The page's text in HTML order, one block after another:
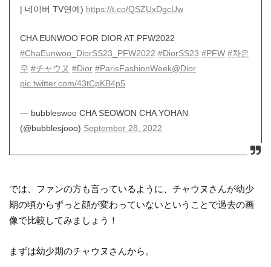
| 네이버 TV연예) https://t.co/QSZUxDgcUw
CHA EUNWOO FOR DIOR AT PFW2022
#ChaEunwoo_DiorSS23_PFW2022 #DiorSS23 #PFW #차은
우 #チャウヌ #Dior #ParisFashionWeek@Dior
pic.twitter.com/43tCpKB4p5
— bubbleswoo CHA SEOWON CHA YOHAN
(@bubblesjooo) September 28, 2022
では、ファンの方も言っているように、チャウヌさんが幼少
期の頃からずっと顔が変わっていないということで過去の画
像で比較してみましょう！
まずは幼少期のチャウヌさんから。